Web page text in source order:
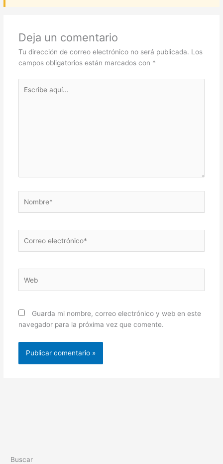
Deja un comentario
Tu dirección de correo electrónico no será publicada. Los
campos obligatorios están marcados con *
aquí...
electrónico*
Guarda mi nombre, correo electrónico y web en este
navegador para la próxima vez que comente.
Buscar